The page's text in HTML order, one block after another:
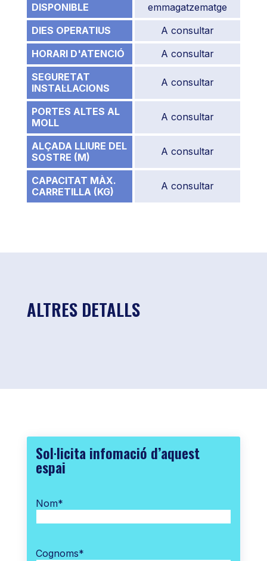
DISPONIBLE
emmagatzematge
DIES OPERATIUS
A consultar
HORARI D'ATENCIÓ
A consultar
SEGURETAT
INSTAL·LACIONS
A consultar
PORTES ALTES AL
MOLL
A consultar
ALÇADA LLIURE DEL
SOSTRE (M)
A consultar
CAPACITAT MÀX.
CARRETILLA (KG)
A consultar
ALTRES DETALLS
Sol·licita infomació d’aquest
espai
Nom*
Cognoms*